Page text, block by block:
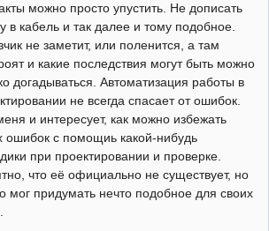
можно просто упустить. Не дописать
в кабель и так далее и тому подобное.
не заметит, или поленится, а там
и какие последствия могут быть можно
догадываться. Автоматизация работы в
не всегда спасает от ошибок.
и интересует, как можно избежать
ошибок с помощиь какой-нибудь
при проектировании и проверке.
что её официально не существует, но
мог придумать нечто подобное для своих